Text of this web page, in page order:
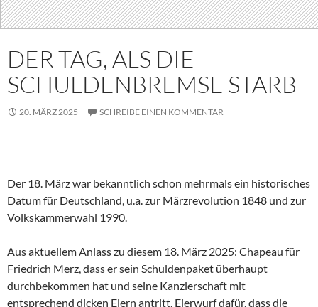
DER TAG, ALS DIE
SCHULDENBREMSE STARB
20. MÄRZ 2025 SCHREIBE EINEN KOMMENTAR
Der 18. März war bekanntlich schon mehrmals ein historisches
Datum für Deutschland, u.a. zur Märzrevolution 1848 und zur
Volkskammerwahl 1990.
Aus aktuellem Anlass zu diesem 18. März 2025: Chapeau für
Friedrich Merz, dass er sein Schuldenpaket überhaupt
durchbekommen hat und seine Kanzlerschaft mit
entsprechend dicken Eiern antritt. Eierwurf dafür, dass die